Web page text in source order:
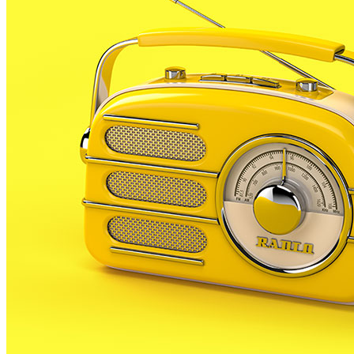
Mossos d’Esquadra
, van dur a terme aquest dimarts un control
preventiu a peu de carretera que s’ha tancat amb un
12 denúnciesi l’obertura de31 actes
d’inspecció de treball.
Durant el dispositiu es van aturar un total de48
. D’aquests, es va sancionar 5 per circular
amb la ITV caducada o sense l’assegurança en regla; 5
més per infraccions relacionades amb el transport de
mercaderies; 1 per infringir el reglament de
circulació; i 1 denúncia per motius sanitaris, en
detectar un vehicle que transportava peix sense les
condicions adequades.